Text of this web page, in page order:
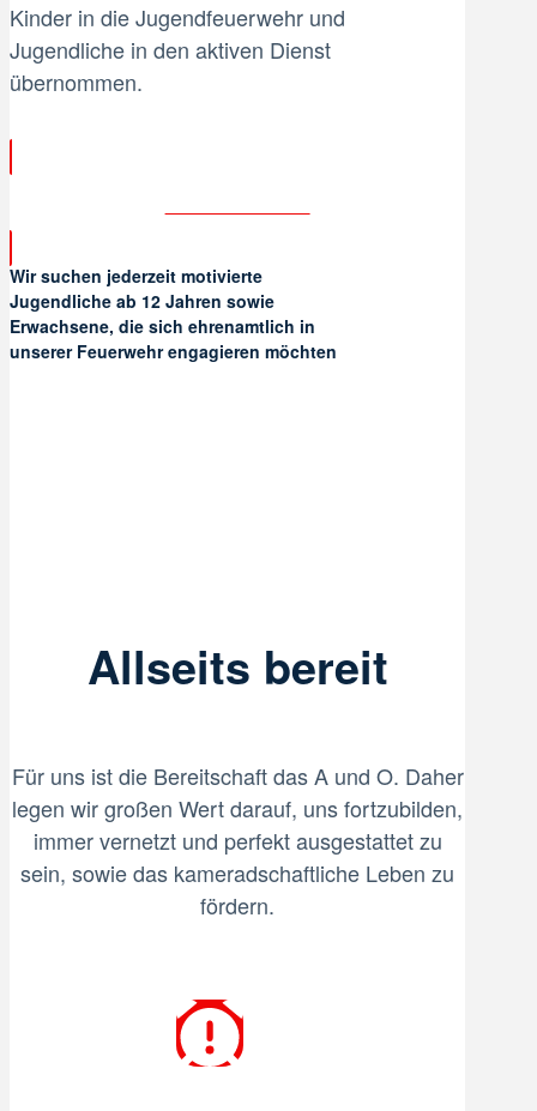
Kinder in die Jugendfeuerwehr und
Jugendliche in den aktiven Dienst
übernommen.
Wir suchen jederzeit motivierte
Jugendliche ab 12 Jahren sowie
Erwachsene, die sich ehrenamtlich in
unserer Feuerwehr engagieren möchten
Allseits bereit
Für uns ist die Bereitschaft das A und O. Daher
legen wir großen Wert darauf, uns fortzubilden,
immer vernetzt und perfekt ausgestattet zu
sein, sowie das kameradschaftliche Leben zu
fördern.